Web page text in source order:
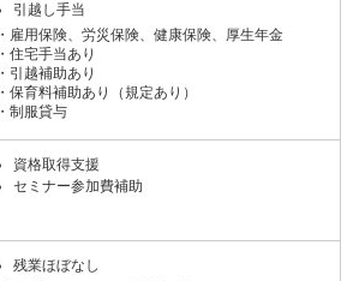
引越し手当
・雇用保険、労災保険、健康保険、厚生年金
・住宅手当あり
・引越補助あり
・保育料補助あり（規定あり）
・制服貸与
資格取得支援
セミナー参加費補助
残業ほぼなし